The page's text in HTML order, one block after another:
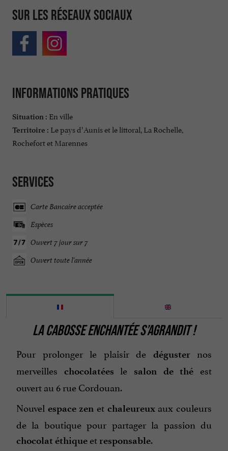
Sur les réseaux sociaux
Informations pratiques
Situation : En ville
Territoire : Le pays d’Aunis et le littoral, La Rochelle,
Rochefort et Marennes
Services
Carte Bancaire acceptée
Espèces
Ouvert 7 jour sur 7
Ouvert toute l'année
LA CABOSSE ENCHANTÉE S’AGRANDIT !
Pour prolonger le plaisir de dégusternos
merveilles
chocolatées le salon de thé
est
ouvert au 6 rue Cordouan.
Nouvel espace zen et chaleureuxaux couleurs
de la boutique pour partager la passion du
chocolat éthique et responsable.